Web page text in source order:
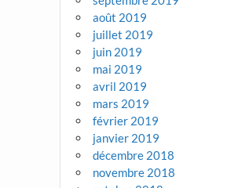
août 2019
juillet 2019
juin 2019
mai 2019
avril 2019
mars 2019
février 2019
janvier 2019
décembre 2018
novembre 2018